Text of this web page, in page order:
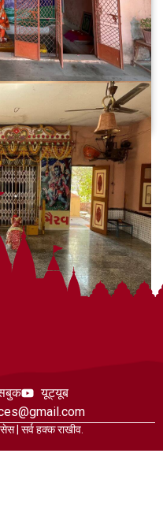
ता. नांदोड, जि. नर्मदा
यूट्यूब
| सर्व हक्क राखीव.